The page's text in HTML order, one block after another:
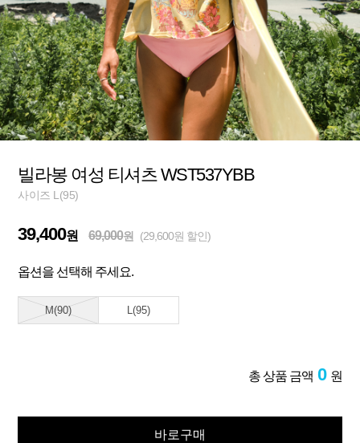
빌라봉 여성 티셔츠 WST537YBB
사이즈 L(95)
39,400원 69,000원 (29,600원 할인)
옵션을 선택해 주세요.
M(90) L(95)
총 상품 금액 0 원
바로구매